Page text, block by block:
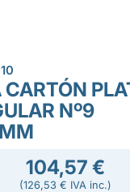
Nº9
104,57 €
(126,53 € IVA inc.)